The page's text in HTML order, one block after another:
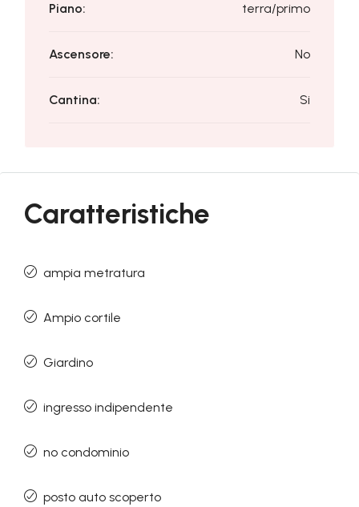
Piano: terra/primo
Ascensore: No
Cantina: Si
Caratteristiche
ampia metratura
Ampio cortile
Giardino
ingresso indipendente
no condominio
posto auto scoperto